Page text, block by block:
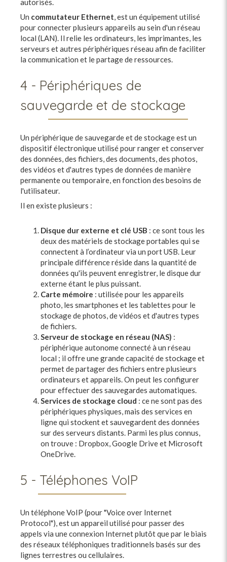
autorisés.
Un commutateur Ethernet, est un équipement utilisé
pour connecter plusieurs appareils au sein d'un réseau
local (LAN). Il relie les ordinateurs, les imprimantes, les
serveurs et autres périphériques réseau afin de faciliter
la communication et le partage de ressources.
4 - Périphériques de
sauvegarde et de stockage
Un périphérique de sauvegarde et de stockage est un
dispositif électronique utilisé pour ranger et conserver
des données, des fichiers, des documents, des photos,
des vidéos et d'autres types de données de manière
permanente ou temporaire, en fonction des besoins de
l'utilisateur.
Il en existe plusieurs :
Disque dur externe et clé USB : ce sont tous les
deux des matériels de stockage portables qui se
connectent à l’ordinateur via un port USB. Leur
principale différence réside dans la quantité de
données qu'ils peuvent enregistrer, le disque dur
externe étant le plus puissant.
Carte mémoire : utilisée pour les appareils
photo, les smartphones et les tablettes pour le
stockage de photos, de vidéos et d'autres types
de fichiers.
Serveur de stockage en réseau (NAS) :
périphérique autonome connecté à un réseau
local ; il offre une grande capacité de stockage et
permet de partager des fichiers entre plusieurs
ordinateurs et appareils. On peut les configurer
pour effectuer des sauvegardes automatiques.
Services de stockage cloud : ce ne sont pas des
périphériques physiques, mais des services en
ligne qui stockent et sauvegardent des données
sur des serveurs distants. Parmi les plus connus,
on trouve : Dropbox, Google Drive et Microsoft
OneDrive.
5 - Téléphones VoIP
Un téléphone VoIP (pour "Voice over Internet
Protocol"), est un appareil utilisé pour passer des
appels via une connexion Internet plutôt que par le biais
des réseaux téléphoniques traditionnels basés sur des
lignes terrestres ou cellulaires.